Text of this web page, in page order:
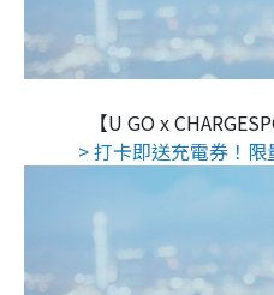
【U GO x
> 打卡即送充電券！